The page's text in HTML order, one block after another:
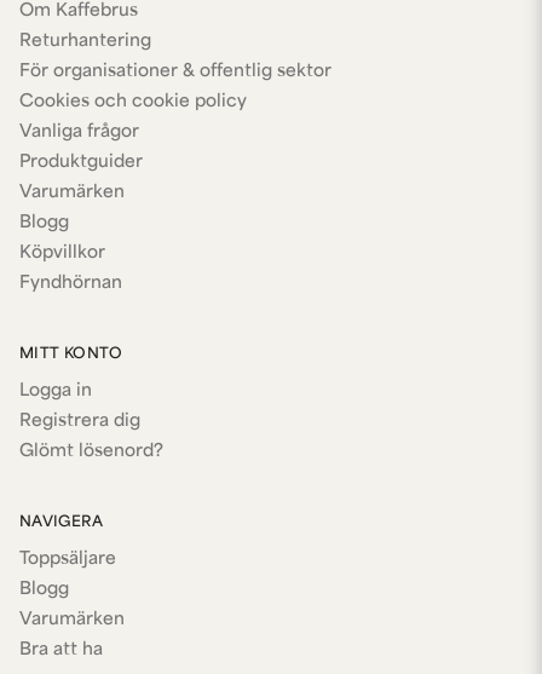
Om Kaffebrus
Returhantering
För organisationer & offentlig sektor
Cookies och cookie policy
Vanliga frågor
Produktguider
Varumärken
Blogg
Köpvillkor
Fyndhörnan
MITT KONTO
Logga in
Registrera dig
Glömt lösenord?
NAVIGERA
Toppsäljare
Blogg
Varumärken
Bra att ha